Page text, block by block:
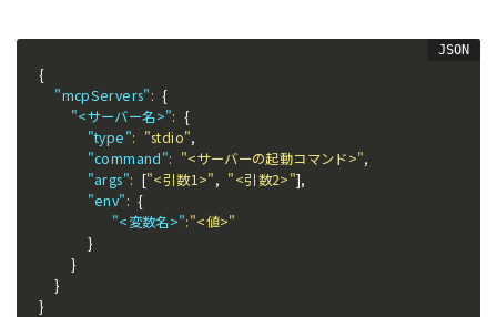
{
"mcpServers": {
"<サーバー名>": {
"type": "stdio",
"command": "<サーバーの起動コマンド>",
"args": ["<引数1>", "<引数2>"],
"env": {
"<変数名>":"<値>"
}
}
}
}